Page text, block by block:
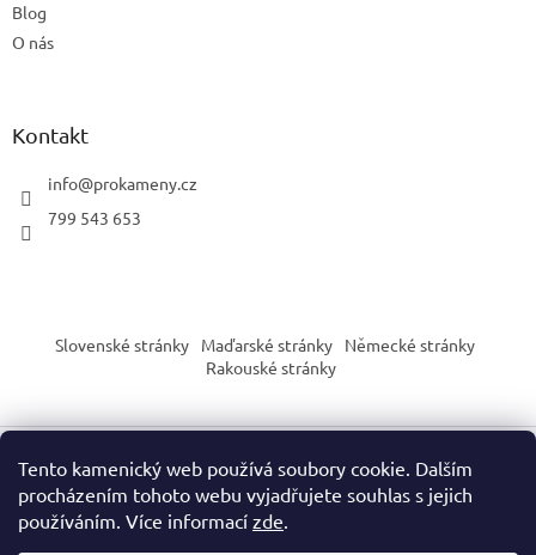
Tento kamenický web používá soubory cookie. Dalším
procházením tohoto webu vyjadřujete souhlas s jejich
používáním. Více informací zde.
Blog
O nás
Kontakt
info@prokameny.cz
799 543 653
Slovenské stránky Maďarské stránky
Německé stránky
Rakouské stránky
Vytvořil Shoptet